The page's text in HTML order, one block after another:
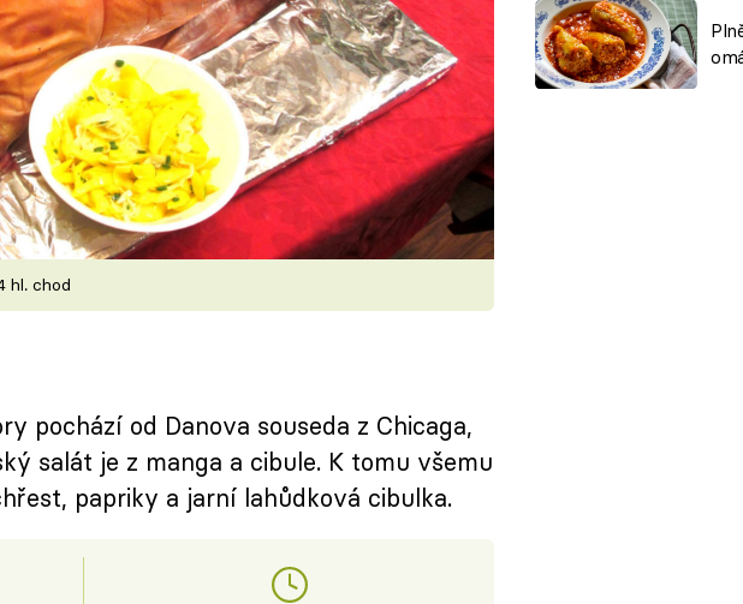
hl. chod
pochází od Danova souseda z Chicaga,
salát je z manga a cibule. K tomu všemu
papriky a jarní lahůdková cibulka.